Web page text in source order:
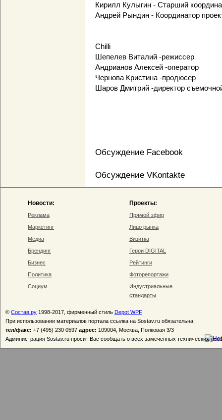
Кирилл Кулыгин - Старший
Андрей Рындин - Координатор
Chilli
Шепелев Виталий -режиссер
Андрианов Алексей -оператор
Чернова Кристина -продюсер
Шаров Дмитрий -директор
Обсуждение Facebook
Обсуждение VKontakte
Новости:
Реклама
Маркетинг
Медиа
Брендинг
Бизнес
Политика
Социум
Проекты:
Прямой эфир
Лицо рынка
Визитка
Герои DIGITAL
Рейтинги
Фоторепортажи
Индустриальные
стандарты
© Состав.ру 1998-2017, фирменный стиль Depot WPF
При использовании материалов портала ссылка на Sostav.ru обязательна!
тел/факс: +7 (495) 230 0597 адрес: 109004, Москва, Полковая 3/3
Администрация Sostav.ru просит Вас сообщать о всех замеченных технических